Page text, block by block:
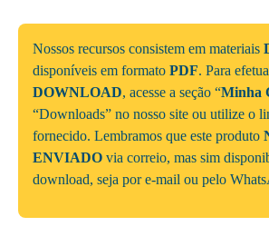
Nossos recursos consistem em materiais
disponíveis em formato PDF. Para
DOWNLOAD, acesse a seção “Minha
“Downloads” no nosso site ou utilize o
fornecido. Lembramos que este produto
ENVIADO via correio, mas sim
download, seja por e-mail ou pelo